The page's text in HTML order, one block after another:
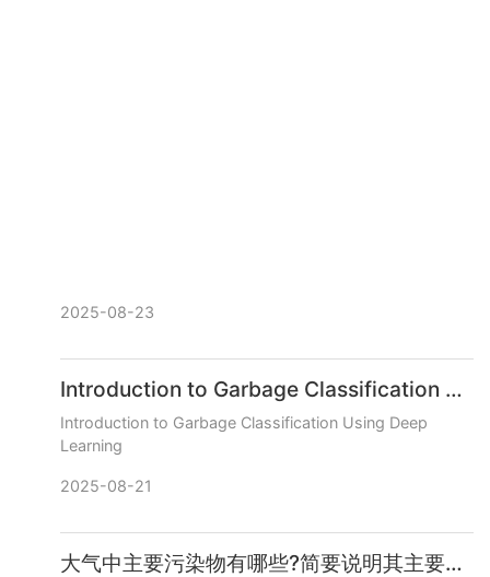
2025-08-23
Introduction to Garbage Classification Using Deep Learning
Introduction to Garbage Classification Using Deep
Learning
2025-08-21
大气中主要污染物有哪些?简要说明其主要来源及危害